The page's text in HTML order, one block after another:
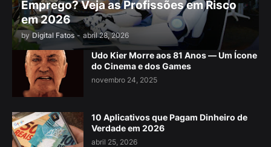
Emprego? Veja as Profissões em Risco
em 2026
by Digital Fatos - abril 28, 2026
Udo Kier Morre aos 81 Anos — Um Ícone
do Cinema e dos Games
novembro 24, 2025
10 Aplicativos que Pagam Dinheiro de
Verdade em 2026
abril 25, 2026